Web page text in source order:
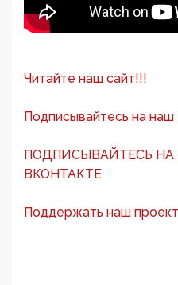
Читайте наш сайт!!!
Подписывайтесь на наш
ПОДПИСЫВАЙТЕСЬ НА
ВКОНТАКТЕ
Поддержать наш